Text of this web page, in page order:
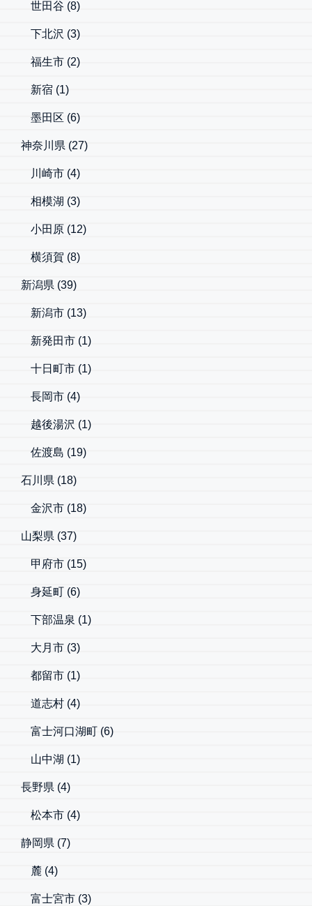
世田谷 (8)
下北沢 (3)
福生市 (2)
新宿 (1)
墨田区 (6)
神奈川県 (27)
川崎市 (4)
相模湖 (3)
小田原 (12)
横須賀 (8)
新潟県 (39)
新潟市 (13)
新発田市 (1)
十日町市 (1)
長岡市 (4)
越後湯沢 (1)
佐渡島 (19)
石川県 (18)
金沢市 (18)
山梨県 (37)
甲府市 (15)
身延町 (6)
下部温泉 (1)
大月市 (3)
都留市 (1)
道志村 (4)
富士河口湖町 (6)
山中湖 (1)
長野県 (4)
松本市 (4)
静岡県 (7)
麓 (4)
富士宮市 (3)